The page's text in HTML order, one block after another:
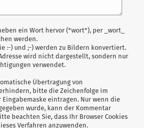
ein Wort hervor (*wort*), per _wort_
werden.
:-) und ;-) werden zu Bildern konvertiert.
wird nicht dargestellt, sondern nur
verwendet.
Übertragung von
bitte die Zeichenfolge im
eintragen. Nur wenn die
wurde, kann der Kommentar
beachten Sie, dass Ihr Browser Cookies
Verfahren anzuwenden.